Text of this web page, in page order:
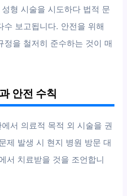
형 시술을 시도하다 법적 문
수 보고됩니다. 안전을 위해
정을 철저히 준수하는 것이 매
안전 수칙
서 의료적 목적 외 시술을 권
제 발생 시 현지 병원 방문 대
서 치료받을 것을 조언합니